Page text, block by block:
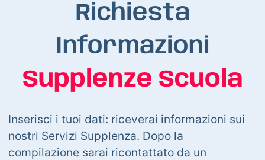
Richiesta
Informazioni
Supplenze Scuola
Inserisci i tuoi dati: riceverai informazioni sui
nostri Servizi Supplenza. Dopo la
compilazione sarai ricontattato da un